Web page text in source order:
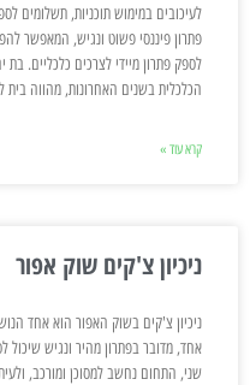
לעיכובים במימוש תוכניות, תשלומים
פתרון פיננסי פשוט ונגיש, המאפשר
לספק פתרון מיידי לצרכים כלכליים.
הכלכלית בשנים האחרונות, מהווה בית
קרא עוד »
ניכיון צ'קים שוק אפור
ניכיון צ'קים בשוק האפור הוא אחד
אחד, מדובר בפתרון מהיר ונגיש שיכול
שני, התחום נחשב למסוכן ומורכב,